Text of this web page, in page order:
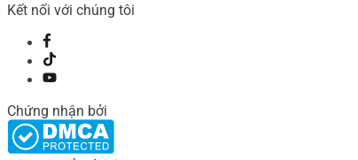
Kết nối với chúng tôi
Chứng nhận bởi